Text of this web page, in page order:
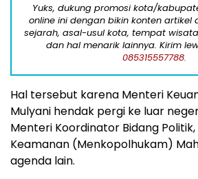
Yuks, dukung promosi kota/
online ini dengan bikin konten
sejarah, asal-usul kota, tempat
dan hal menarik lainnya. Kirim
085315557788.
Hal tersebut karena Menteri
Mulyani hendak pergi ke luar
Menteri Koordinator Bidang Politik,
Keamanan (Menkopolhukam)
agenda lain.